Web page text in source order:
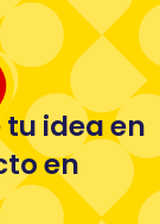
idea en
en